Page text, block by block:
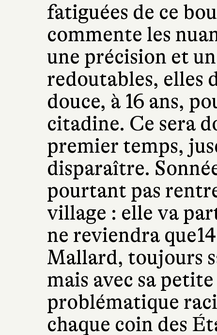
fatiguées de ce
commente les
une précision et
redoutables, elles
douce, à 16 ans,
citadine. Ce sera
premier temps,
disparaître.
pourtant pas
village : elle va
ne reviendra
Mallard, toujours
mais avec sa
problématique
chaque coin des